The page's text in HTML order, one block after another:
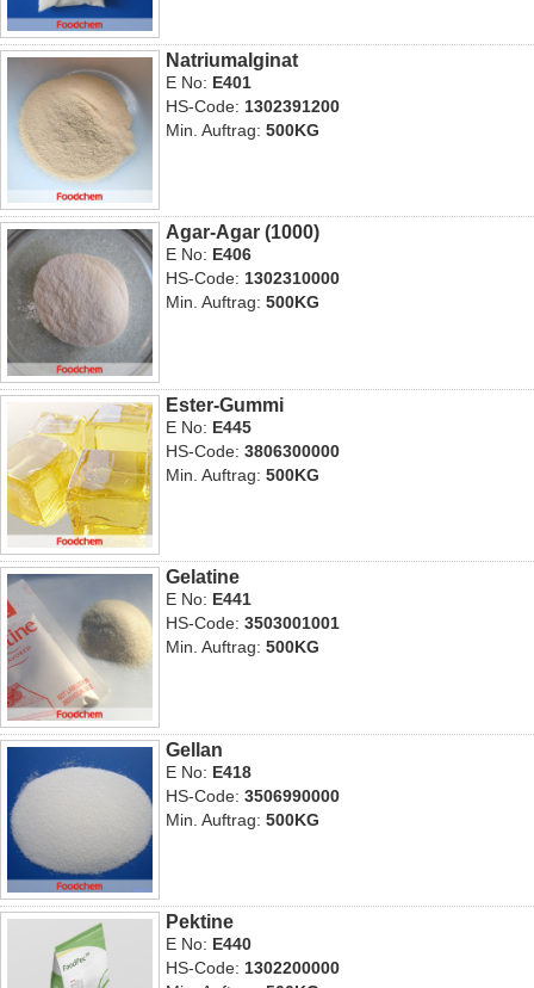
Natriumalginat
E No: E401
HS-Code: 1302391200
Min. Auftrag:500KG
Agar-Agar (1000)
E No: E406
HS-Code:1302310000
Min. Auftrag:500KG
Ester-Gummi
E No: E445
HS-Code:3806300000
Min. Auftrag:500KG
Gelatine
E No: E441
HS-Code:3503001001
Min. Auftrag:500KG
Gellan
E No: E418
HS-Code:3506990000
Min. Auftrag:500KG
Pektine
E No: E440
HS-Code: 1302200000